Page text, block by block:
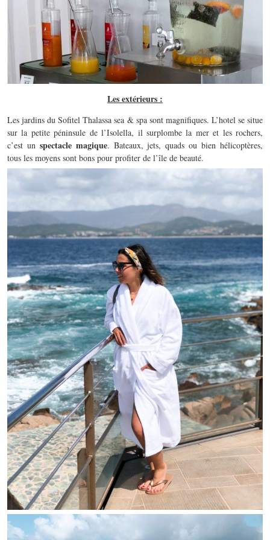
Les extérieurs :
Les jardins du Sofitel Thalassa sea & spa sont magnifiques. L’hotel se situe
sur la petite péninsule de l’Isolella, il surplombe la mer et les rochers,
c’est un spectacle magique. Bateaux, jets, quads ou bien hélicoptères,
tous les moyens sont bons pour profiter de l’île de beauté.